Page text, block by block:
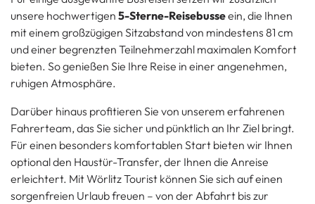
unsere hochwertigen 5-Sterne-Reisebusseein, die Ihnen
mit einem großzügigen Sitzabstand von mindestens 81 cm
und einer begrenzten Teilnehmerzahl maximalen Komfort
bieten. So genießen Sie Ihre Reise in einer angenehmen,
ruhigen Atmosphäre.
Darüber hinaus profitieren Sie von unserem erfahrenen
Fahrerteam, das Sie sicher und pünktlich an Ihr Ziel bringt.
Für einen besonders komfortablen Start bieten wir Ihnen
optional den Haustür-Transfer, der Ihnen die Anreise
erleichtert. Mit Wörlitz Tourist können Sie sich auf einen
sorgenfreien Urlaub freuen – von der Abfahrt bis zur